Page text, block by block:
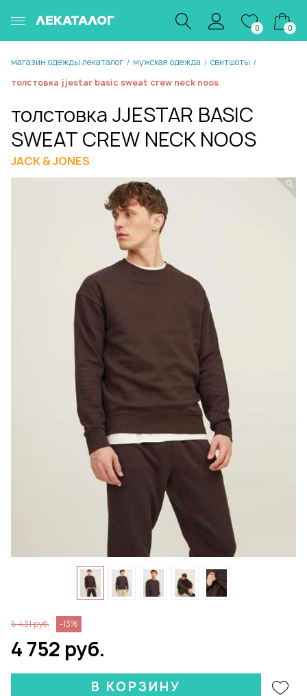
ЛЕКАТАЛОГ
0 0
магазин одежды лекаталог / мужская одежда / свитшоты /
толстовка jjestar basic sweat crew neck noos
толстовка JJESTAR BASIC
SWEAT CREW NECK NOOS
JACK & JONES
5 431 руб. -13%
4 752 руб.
В КОРЗИНУ